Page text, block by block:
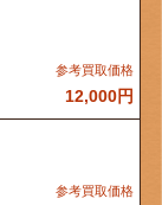
12,000円